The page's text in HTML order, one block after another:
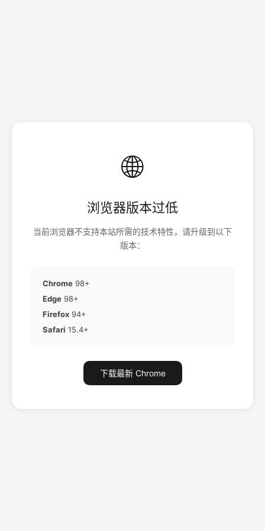
🌐
浏览器版本过低
当前浏览器不支持本站所需的技术特性，请升级到以下
版本：
Chrome 98+
Edge 98+
Firefox 94+
Safari 15.4+
下载最新 Chrome